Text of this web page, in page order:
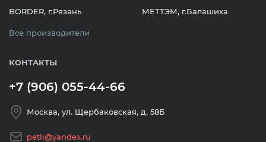
BORDER, г.Рязань
МЕТТЭМ, г.Балашиха
Все производители
КОНТАКТЫ
+7 (906) 055-44-66
Москва, ул. Щербаковская, д. 58Б
petli@yandex.ru